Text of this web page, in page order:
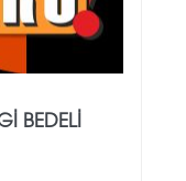
BEDELİ